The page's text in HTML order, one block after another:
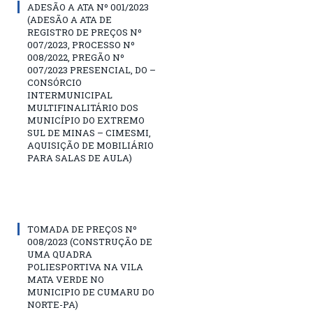
ADESÃO A ATA Nº 001/2023
(ADESÃO A ATA DE
REGISTRO DE PREÇOS Nº
007/2023, PROCESSO Nº
008/2022, PREGÃO Nº
007/2023 PRESENCIAL, DO –
CONSÓRCIO
INTERMUNICIPAL
MULTIFINALITÁRIO DOS
MUNICÍPIO DO EXTREMO
SUL DE MINAS – CIMESMI,
AQUISIÇÃO DE MOBILIÁRIO
PARA SALAS DE AULA)
TOMADA DE PREÇOS Nº
008/2023 (CONSTRUÇÃO DE
UMA QUADRA
POLIESPORTIVA NA VILA
MATA VERDE NO
MUNICIPIO DE CUMARU DO
NORTE-PA)